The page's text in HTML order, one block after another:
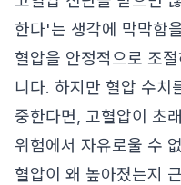
한다'는 생각에 막막함
혈압을 안정적으로 조
니다. 하지만 혈압 수치
중한다면, 고혈압이 초
위험에서 자유로울 수
혈압이 왜 높아졌는지